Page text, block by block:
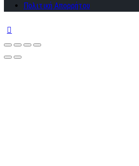
Πολιτική Απορρήτου